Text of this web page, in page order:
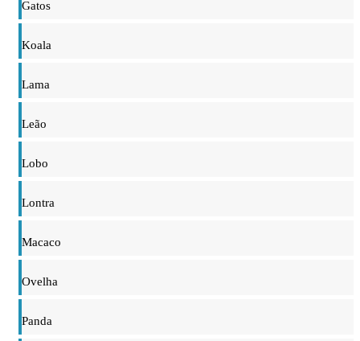
Gatos
Koala
Lama
Leão
Lobo
Lontra
Macaco
Ovelha
Panda